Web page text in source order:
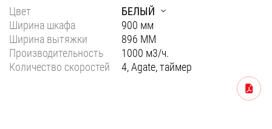
Уфа
Воронеж
Красноярск
Цвет
БЕЛЫЙ
Ширина шкафа
900 мм
Ширина вытяжки
896 ММ
Производительность
1000 м3/ч.
Количество скоростей
4, Agate, таймер